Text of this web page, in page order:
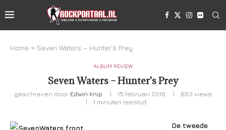
Home » Seven Waters – Hunter's Prey
ALBUM REVIEW
Seven Waters – Hunter's Prey
geschreven door Edwin Knip 15 februari 2016 663 views
1 minuten leestijd
De tweede